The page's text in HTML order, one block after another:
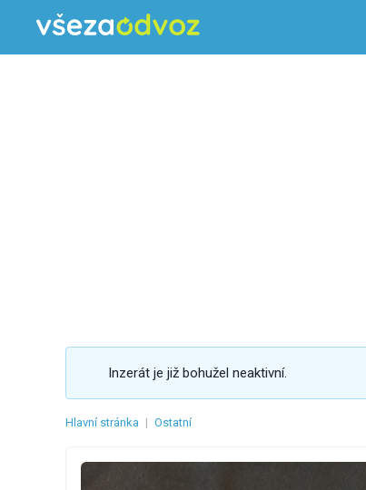
Inzerát je již bohužel neaktivní.
Hlavní stránka | Ostatní